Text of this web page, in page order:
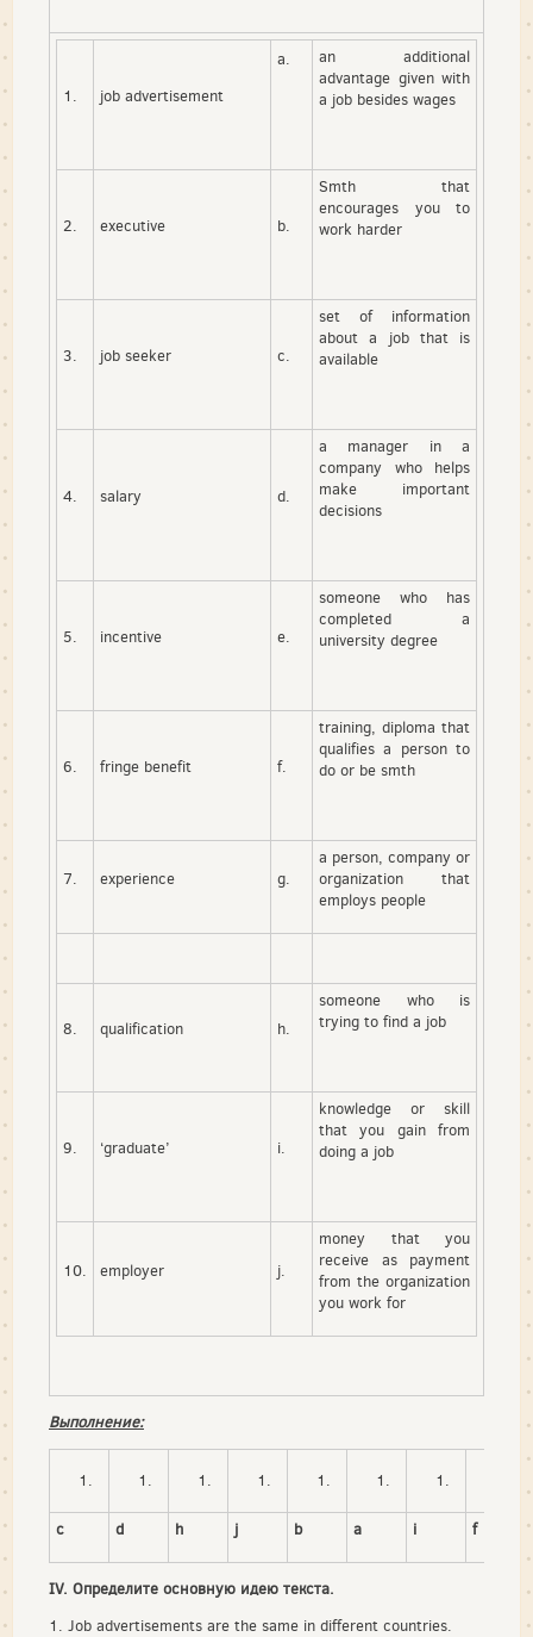
1. job advertisement
a.
an additional
advantage given with
a job besides wages
2. executive b.
Smth that
encourages you to
work harder
3. job seeker c.
set of information
about a job that is
available
4. salary d.
a manager in a
company who helps
make important
decisions
5. incentive e.
someone who has
completed a
university degree
6. fringe benefit f.
training, diploma that
qualifies a person to
do or be smth
7. experience g.
a person, company or
organization that
employs people
8. qualification h.
someone who is
trying to find a job
9. ‘graduate’ i.
knowledge or skill
that you gain from
doing a job
10. employer j.
money that you
receive as payment
from the organization
you work for
Выполнение:
c d h j b a i f
IV. Определите основную идею текста.
1. Job advertisements are the same in different countries.